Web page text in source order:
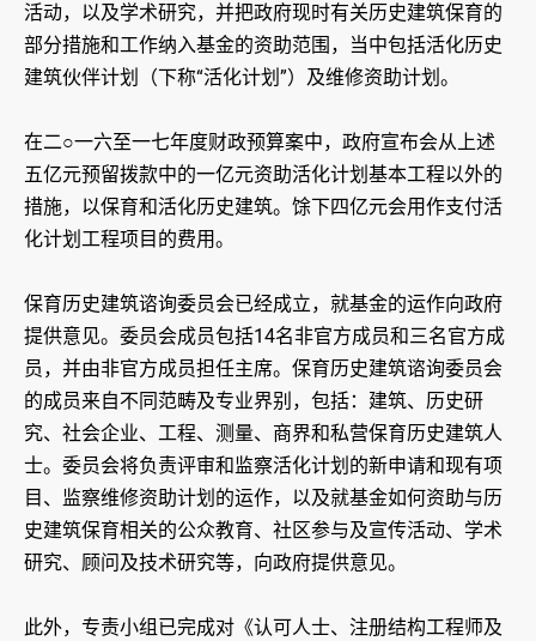
活动，以及学术研究，并把政府现时有关历史建筑保育的
部分措施和工作纳入基金的资助范围，当中包括活化历史
建筑伙伴计划（下称“活化计划”）及维修资助计划。
在二○一六至一七年度财政预算案中，政府宣布会从上述
五亿元预留拨款中的一亿元资助活化计划基本工程以外的
措施，以保育和活化历史建筑。馀下四亿元会用作支付活
化计划工程项目的费用。
保育历史建筑谘询委员会已经成立，就基金的运作向政府
提供意见。委员会成员包括14名非官方成员和三名官方成
员，并由非官方成员担任主席。保育历史建筑谘询委员会
的成员来自不同范畴及专业界别，包括：建筑、历史研
究、社会企业、工程、测量、商界和私营保育历史建筑人
士。委员会将负责评审和监察活化计划的新申请和现有项
目、监察维修资助计划的运作，以及就基金如何资助与历
史建筑保育相关的公众教育、社区参与及宣传活动、学术
研究、顾问及技术研究等，向政府提供意见。
此外，专责小组已完成对《认可人士、注册结构工程师及